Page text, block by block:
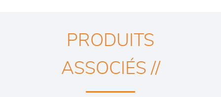
PRODUITS
ASSOCIÉS //